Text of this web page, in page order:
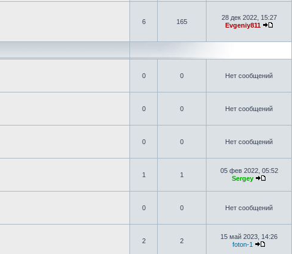
6 165
28 дек 2022, 15:27
Evgeniy811
0 0 Нет сообщений
0 0 Нет сообщений
0 0 Нет сообщений
1 1
05 фев 2022, 05:52
Sergey
0 0 Нет сообщений
2 2
15 май 2023, 14:26
foton-1